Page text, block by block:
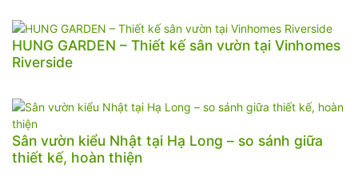
HUNG GARDEN – Thiết kế sân vườn tại Vinhomes
Riverside
Sân vườn kiểu Nhật tại Hạ Long – so sánh giữa
thiết kế, hoàn thiện